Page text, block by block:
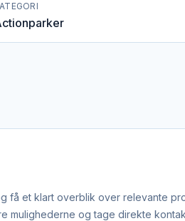
få et klart overblik over relevante
mulighederne og tage direkte